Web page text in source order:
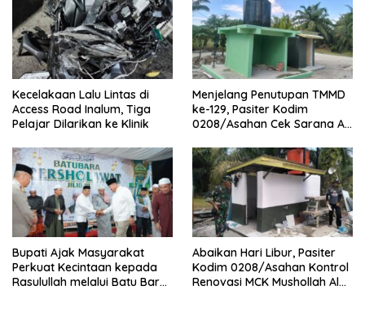
Kecelakaan Lalu Lintas di
Access Road Inalum, Tiga
Pelajar Dilarikan ke Klinik
Menjelang Penutupan TMMD
ke-129, Pasiter Kodim
0208/Asahan Cek Sarana Air
Bupati Ajak Masyarakat
Perkuat Kecintaan kepada
Rasulullah melalui Batu Bara
Abaikan Hari Libur, Pasiter
Kodim 0208/Asahan Kontrol
Renovasi MCK Mushollah Al